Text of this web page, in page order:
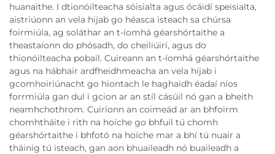
huanaithe. I dtionóilteacha sóisialta agus ócáidí speisialta,
aistriúonn an vela hijab go héasca isteach sa chúrsa
foirmiúla, ag soláthar an t-íomhá géarshórtaithe a
theastaíonn do phósadh, do cheiliúirí, agus do
thionóilteacha pobail. Cuireann an t-íomhá géarshórtaithe
agus na hábhair ardfheidhmeacha an vela hijab i
gcomhoiriúnacht go hiontach le haghaidh éadaí níos
forrmiúla gan dul i gcion ar an stíl cásúil nó gan a bheith
neamhchothrom. Cuiríonn an coimeád ar an bhfoirm
chomhtháite i rith na hoíche go bhfuil tú chomh
géarshórtaithe i bhfotó na hoíche mar a bhí tú nuair a
tháinig tú isteach, gan aon bhuaileadh nó buaileadh a